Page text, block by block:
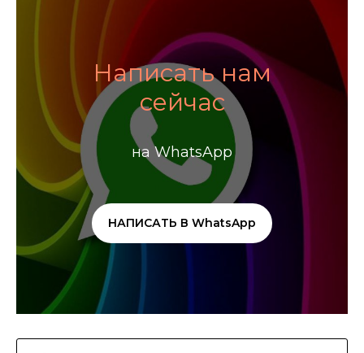
Написать нам
сейчас
на WhatsApp
НАПИСАТЬ В WhatsApp